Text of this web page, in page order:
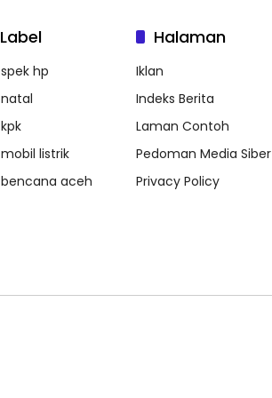
Label
spek hp
natal
kpk
mobil listrik
bencana aceh
Halaman
Iklan
Indeks Berita
Laman Contoh
Pedoman Media Siber
Privacy Policy